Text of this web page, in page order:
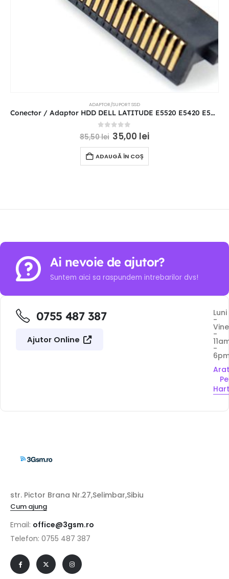
ADAPTOR/SUPORT SSD
Conector / Adaptor HDD DELL LATITUDE E5520 E5420 E5440 E5400 E5220
out of 5
85,50lei 35,00 lei
ADAUGĂ ÎN COȘ
Ai nevoie de ajutor?
Suntem aici sa raspundem intrebarilor dvs!
0755 487 387
Ajutor Online
Luni
-
-
-
Pe
str. Pictor Brana Nr.27,Selimbar,Sibiu
Cum ajung
Email: office@3gsm.ro
Telefon: 0755 487 387